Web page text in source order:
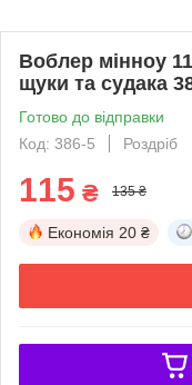
Воблер мінноу
щуки та судака
Готово до відправки
Код: 386-5
Роздріб
115 ₴ 135 ₴
Економія 20 ₴